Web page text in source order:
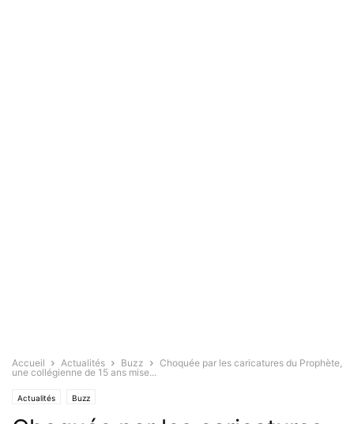
Accueil Actualités Buzz
Choquée par les caricatures du Prophète,
une collégienne de 15 ans mise...
Actualités Buzz